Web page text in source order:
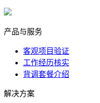
产品与服务
客观项目验证
工作经历核实
背调套餐介绍
解决方案